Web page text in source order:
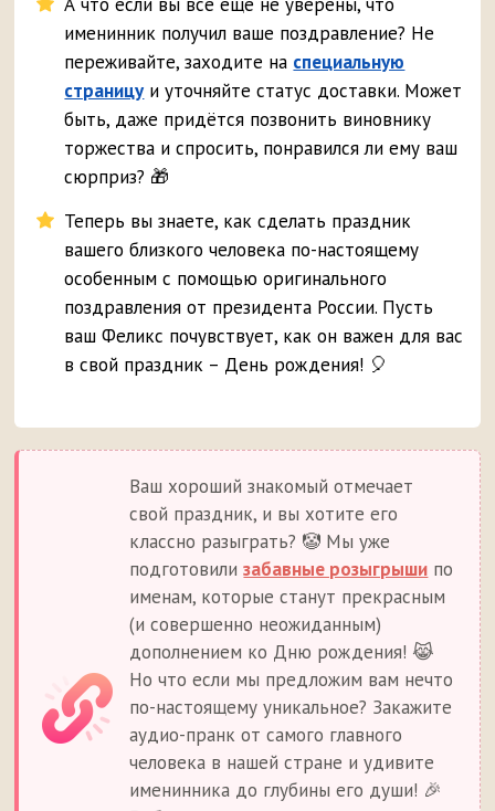
именинник получил ваше поздравление? Не
переживайте, заходите на специальную
страницуи уточняйте статус доставки. Может
быть, даже придётся позвонить виновнику
торжества и спросить, понравился ли ему ваш
сюрприз? 🎁
Теперь вы знаете, как сделать праздник
вашего близкого человека по-настоящему
особенным с помощью оригинального
поздравления от президента России. Пусть
ваш Феликс почувствует, как он важен для вас
в свой праздник – День рождения! 🎈
Ваш хороший знакомый отмечает
свой праздник, и вы хотите его
классно разыграть? 🤡 Мы уже
подготовилизабавные розыгрыши по
именам, которые станут прекрасным
(и совершенно неожиданным)
дополнением ко Дню рождения! 😹
Но что если мы предложим вам нечто
по-настоящему уникальное? Закажите
аудио-пранк от самого главного
человека в нашей стране и удивите
именинника до глубины его души! 🎉